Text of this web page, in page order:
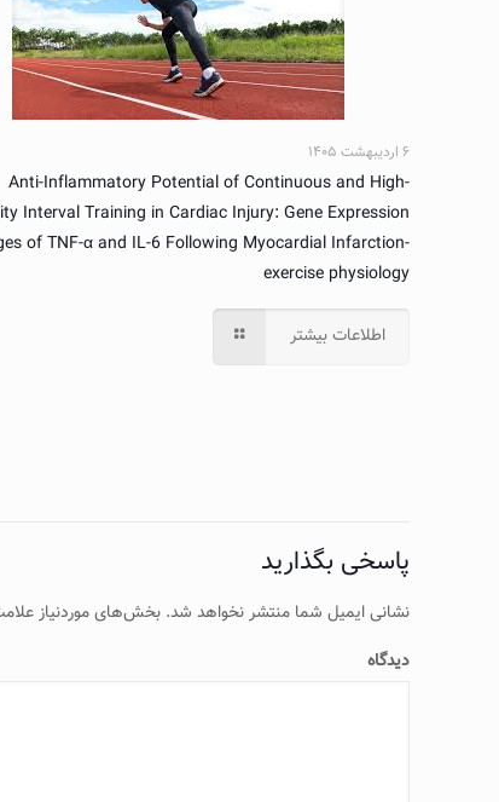
۶ اردیبهشت ۱۴۰۵
Anti-Inflammatory Potential of Continuous and High-
Interval Training in Cardiac Injury: Gene Expression
of TNF-α and IL-6 Following Myocardial Infarction-
exercise physiology
اطلاعات بیشتر
پاسخی بگذارید
نشانی ایمیل شما منتشر نخواهد شد. بخش‌های موردنیاز
دیدگاه